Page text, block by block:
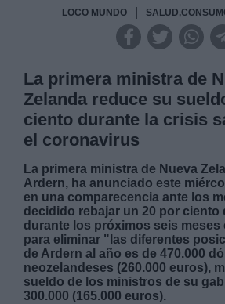
LOCO MUNDO
La primera ministra de
Zelanda reduce su
ciento durante la crisis
el coronavirus
La primera ministra de Nueva
Ardern, ha anunciado este
en una comparecencia ante los
decidido rebajar un 20 por ciento
durante los próximos seis meses
para eliminar "las diferentes
de Ardern al año es de 470.000
neozelandeses (260.000 euros),
sueldo de los ministros de su
300.000 (165.000 euros).